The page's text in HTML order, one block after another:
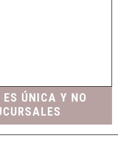
ÚNICA Y NO